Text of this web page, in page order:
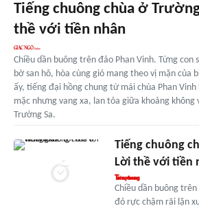
Tiếng chuông chùa ở
thề với tiền nhân
Chiều dần buông trên đảo Phan Vinh. Từng con
bờ san hô, hòa cùng gió mang theo vị mặn của
ấy, tiếng đại hồng chung từ mái chùa Phan
mặc nhưng vang xa, lan tỏa giữa khoảng
Trường Sa.
Tiếng chuông
Lời thề với tiền
Chiều dần buông
đỏ rực chậm rãi lặn